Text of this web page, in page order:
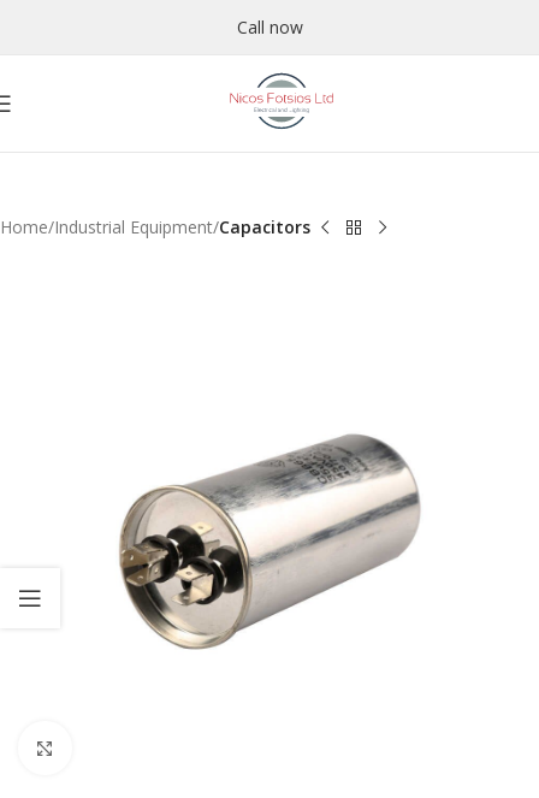
Call now
Home Industrial Equipment Capacitors